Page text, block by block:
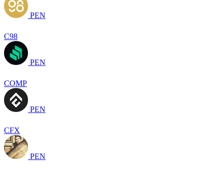
PEN
C98
PEN
COMP
PEN
CFX
PEN